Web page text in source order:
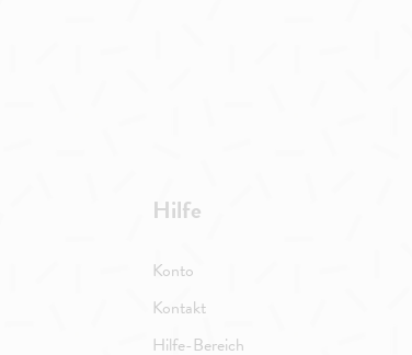
Hilfe
Konto
Kontakt
Hilfe-Bereich